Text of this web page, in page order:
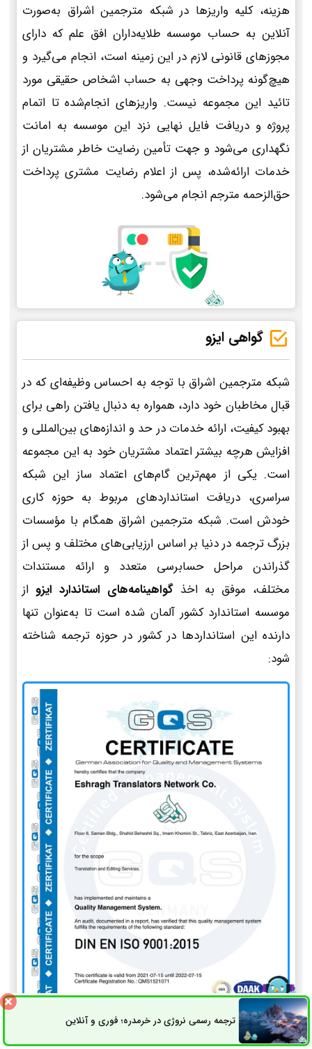
هزینه، کلیه واریزها در شبکه مترجمین اشراق به‌صورت
آنلاین به حساب موسسه طلایه‌داران افق علم که دارای
مجوزهای قانونی لازم در این زمینه است، انجام می‌گیرد و
هیچ‌گونه پرداخت وجهی به حساب اشخاص حقیقی مورد
تائید این مجموعه نیست. واریزهای انجام‌شده تا اتمام
پروژه و دریافت فایل نهایی نزد این موسسه به امانت
نگهداری می‌شود و جهت تأمین رضایت خاطر مشتریان از
خدمات ارائه‌شده، پس از اعلام رضایت مشتری پرداخت
حق‌الزحمه مترجم انجام می‌شود.
گواهی ایزو
شبکه مترجمین اشراق با توجه به احساس وظیفه‌ای که در
قبال مخاطبان خود دارد، همواره به دنبال یافتن راهی برای
بهبود کیفیت، ارائه خدمات در حد و اندازه‌های بین‌المللی و
افزایش هرچه بیشتر اعتماد مشتریان خود به این مجموعه
است. یکی از مهم‌ترین گام‌های اعتماد ساز این شبکه
سراسری، دریافت استانداردهای مربوط به حوزه کاری
خودش است. شبکه مترجمین اشراق همگام با مؤسسات
بزرگ ترجمه در دنیا بر اساس ارزیابی‌های مختلف و پس از
گذراندن مراحل حسابرسی متعدد و ارائه مستندات
مختلف، موفق به اخذ گواهینامه‌های استاندارد ایزو از
موسسه استاندارد کشور آلمان شده است تا به‌عنوان تنها
دارنده این استانداردها در کشور در حوزه ترجمه شناخته
شود:
ترجمه رسمی نروژی در خرمدره؛ فوری و آنلاینثبت سفارش راه های ارتباطی